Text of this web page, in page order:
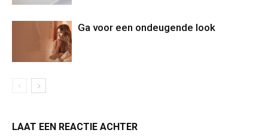
Ga voor een ondeugende look
LAAT EEN REACTIE ACHTER